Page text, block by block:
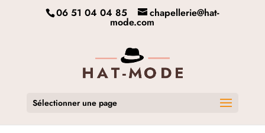
06 51 04 04 85 chapellerie@hat-
mode.com
Sélectionner une page